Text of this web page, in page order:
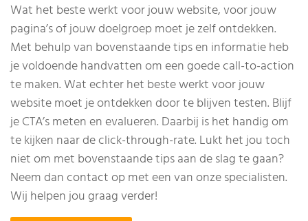
Wat het beste werkt voor jouw website, voor jouw
pagina’s of jouw doelgroep moet je zelf ontdekken.
Met behulp van bovenstaande tips en informatie heb
je voldoende handvatten om een goede call-to-action
te maken. Wat echter het beste werkt voor jouw
website moet je ontdekken door te blijven testen. Blijf
je CTA’s meten en evalueren. Daarbij is het handig om
te kijken naar de click-through-rate. Lukt het jou toch
niet om met bovenstaande tips aan de slag te gaan?
Neem dan contact op met een van onze specialisten.
Wij helpen jou graag verder!